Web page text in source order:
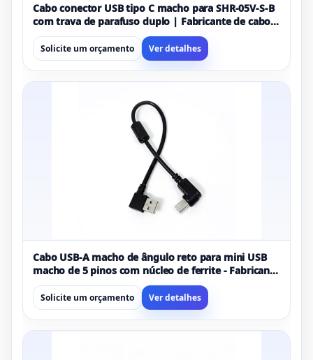
Cabo conector USB tipo C macho para SHR-05V-S-B
com trava de parafuso duplo | Fabricante de cabo
USB industrial personalizado
Solicite um orçamento Ver detalhes
Cabo USB-A macho de ângulo reto para mini USB
macho de 5 pinos com núcleo de ferrite - Fabricante
de cabo mini USB curto filtrado EMI
Solicite um orçamento Ver detalhes